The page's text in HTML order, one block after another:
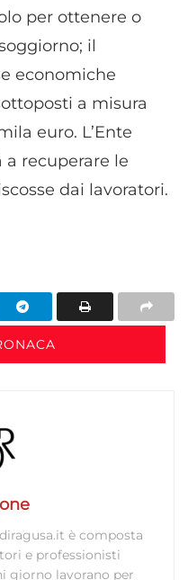
e
Erogare
sulla
Sempre attivo
per ottenere o
il
economiche
a misura
euro. L’Ente
a recuperare le
dai lavoratori.
è composta
e professionisti
giorno lavorano per